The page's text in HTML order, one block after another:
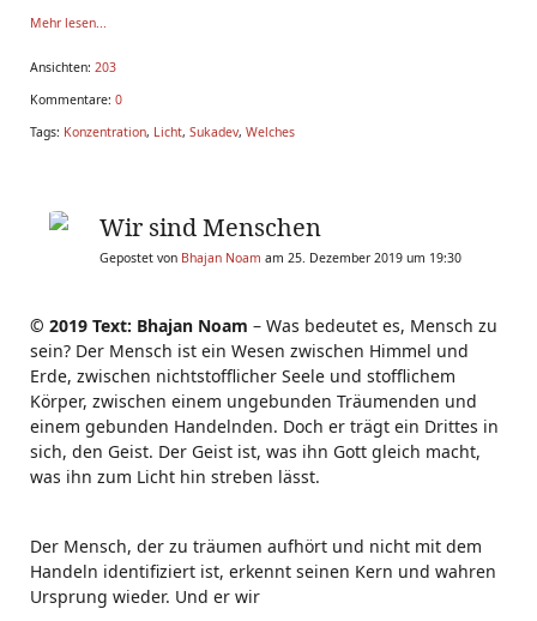
Mehr lesen...
Ansichten: 203
Kommentare: 0
Tags: Konzentration, Licht, Sukadev, Welches
Wir sind Menschen
Gepostet von Bhajan Noam am 25. Dezember 2019 um 19:30
© 2019 Text: Bhajan Noam – Was bedeutet es, Mensch zu
sein? Der Mensch ist ein Wesen zwischen Himmel und
Erde, zwischen nichtstofflicher Seele und stofflichem
Körper, zwischen einem ungebunden Träumenden und
einem gebunden Handelnden. Doch er trägt ein Drittes in
sich, den Geist. Der Geist ist, was ihn Gott gleich macht,
was ihn zum Licht hin streben lässt.
Der Mensch, der zu träumen aufhört und nicht mit dem
Handeln identifiziert ist, erkennt seinen Kern und wahren
Ursprung wieder. Und er wir